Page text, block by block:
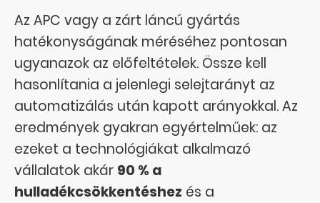
Az APC vagy a zárt láncú gyártás
hatékonyságának méréséhez pontosan
ugyanazok az előfeltételek. Össze kell
hasonlítania a jelenlegi selejtarányt az
automatizálás után kapott arányokkal. Az
eredmények gyakran egyértelműek: az
ezeket a technológiákat alkalmazó
vállalatok akár 90 % a
hulladékcsökkentéshez és a